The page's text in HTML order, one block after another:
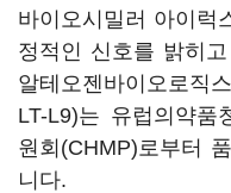
바이오시밀러 아이럭
정적인 신호를 밝히
알테오젠바이오로직
LT-L9)는 유럽의약품
원회(CHMP)로부터
니다.